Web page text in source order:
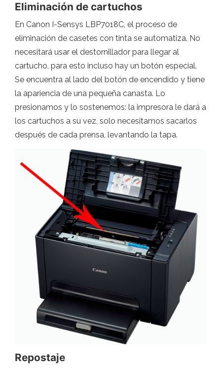
Eliminación de cartuchos
En Canon I-Sensys LBP7018C, el proceso de
eliminación de casetes con tinta se automatiza. No
necesitará usar el destornillador para llegar al
cartucho, para esto incluso hay un botón especial.
Se encuentra al lado del botón de encendido y tiene
la apariencia de una pequeña canasta. Lo
presionamos y lo sostenemos: la impresora le dará a
los cartuchos a su vez, solo necesitamos sacarlos
después de cada prensa, levantando la tapa.
Repostaje